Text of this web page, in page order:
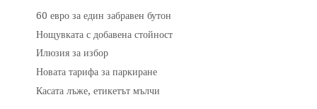
60 евро за един забравен бутон
Нощувката с добавена стойност
Илюзия за избор
Новата тарифа за паркиране
Касата лъже, етикетът мълчи